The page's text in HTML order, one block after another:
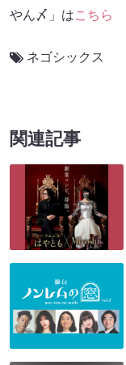
やん〆」はこちら
ネゴシックス
関連記事